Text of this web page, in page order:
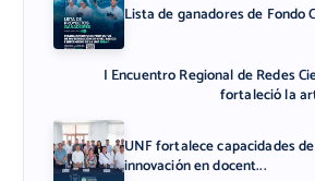
Lista de ganadores de Fondo
I Encuentro Regional de Redes
fortaleció la
UNF fortalece capacidades
innovación en docent...